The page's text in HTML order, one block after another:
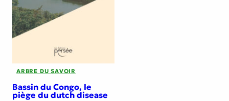
ARBRE DU SAVOIR
Bassin du Congo, le
piège du dutch disease